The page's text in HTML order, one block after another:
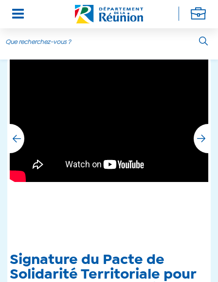
Signature du Pacte de
Solidarité Territoriale pour